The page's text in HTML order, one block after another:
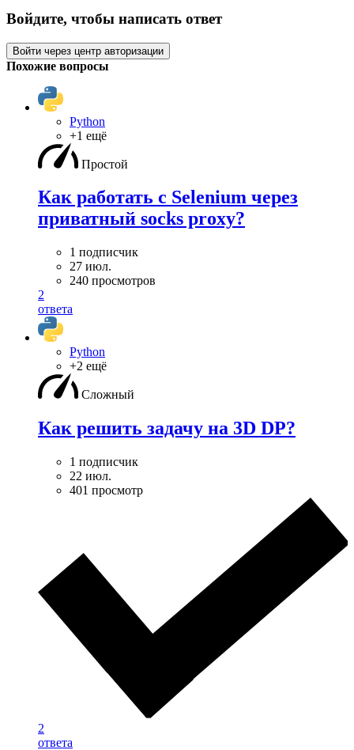
Войдите, чтобы написать ответ
Войти через центр авторизации
Похожие вопросы
Python
+1 ещё
Простой
Как работать с Selenium через
приватный socks proxy?
1 подписчик
27 июл.
240 просмотров
2
ответа
Python
+2 ещё
Сложный
Как решить задачу на 3D DP?
1 подписчик
22 июл.
401 просмотр
2
ответа